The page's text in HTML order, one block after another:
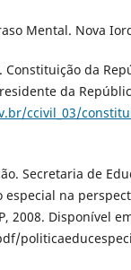
Mental. Nova
Constituição da
da
ccivil_03/
Secretaria de
especial na
2008. Disponível